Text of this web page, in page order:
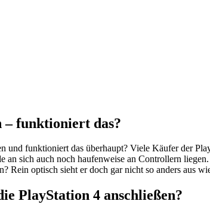
– funktioniert das?
und funktioniert das überhaupt? Viele Käufer der
an sich auch noch haufenweise an Controllern liegen.
Rein optisch sieht er doch gar nicht so anders aus
PlayStation 4 anschließen?